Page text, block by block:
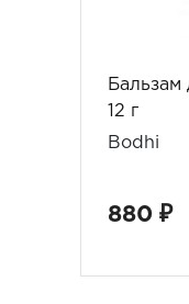
Бальзам
12 г
Bodhi
880 ₽